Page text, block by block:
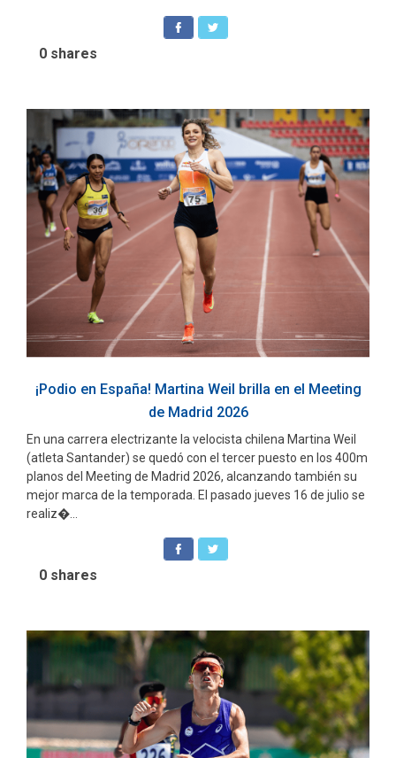
0 shares
¡Podio en España! Martina Weil brilla en el Meeting
de Madrid 2026
En una carrera electrizante la velocista chilena Martina Weil
(atleta Santander) se quedó con el tercer puesto en los 400m
planos del Meeting de Madrid 2026, alcanzando también su
mejor marca de la temporada. El pasado jueves 16 de julio se
realiz�...
0 shares